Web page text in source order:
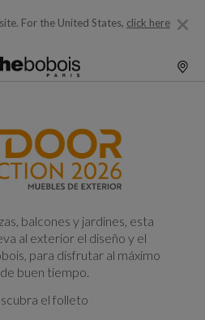
For the United States, click here
balcones y jardines, esta
al exterior el diseño y el
para disfrutar al máximo
buen tiempo.
el folleto